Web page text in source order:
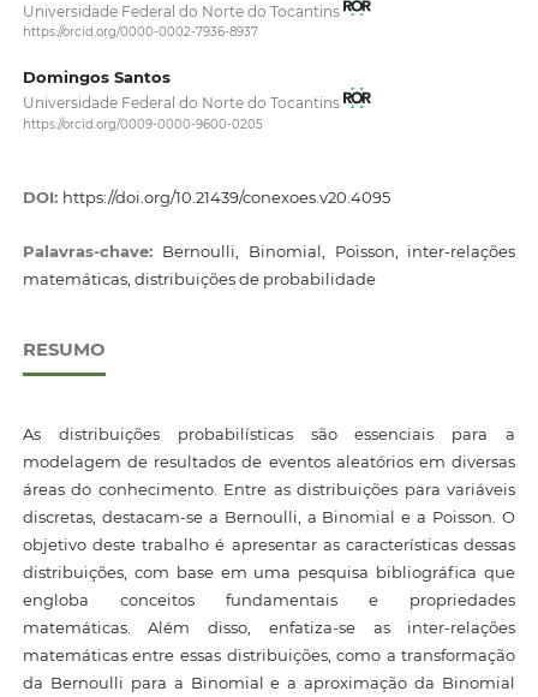
Universidade Federal do Norte do Tocantins
https://orcid.org/0000-0002-7936-8937
Domingos Santos
Universidade Federal do Norte do Tocantins
https://orcid.org/0009-0000-9600-0205
DOI: https://doi.org/10.21439/conexoes.v20.4095
Palavras-chave: Bernoulli, Binomial, Poisson, inter-relações
matemáticas, distribuições de probabilidade
RESUMO
As distribuições probabilísticas são essenciais para a
modelagem de resultados de eventos aleatórios em diversas
áreas do conhecimento. Entre as distribuições para variáveis
discretas, destacam-se a Bernoulli, a Binomial e a Poisson. O
objetivo deste trabalho é apresentar as características dessas
distribuições, com base em uma pesquisa bibliográfica que
engloba conceitos fundamentais e propriedades
matemáticas. Além disso, enfatiza-se as inter-relações
matemáticas entre essas distribuições, como a transformação
da Bernoulli para a Binomial e a aproximação da Binomial